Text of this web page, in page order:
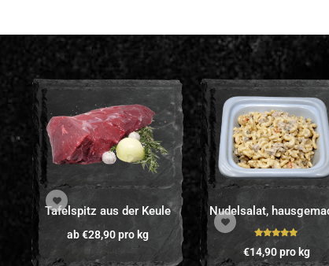
Tafelspitz aus der Keule
ab€28,90pro kg
Nudelsalat,
Bewertet mit
5.00von 5
€14,90pro kg